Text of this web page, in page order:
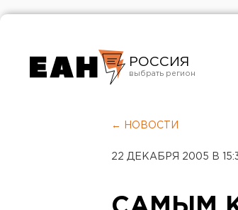
РОССИЯ
Челябинск
← НОВОСТИ
22 ДЕКАБРЯ 2005 В